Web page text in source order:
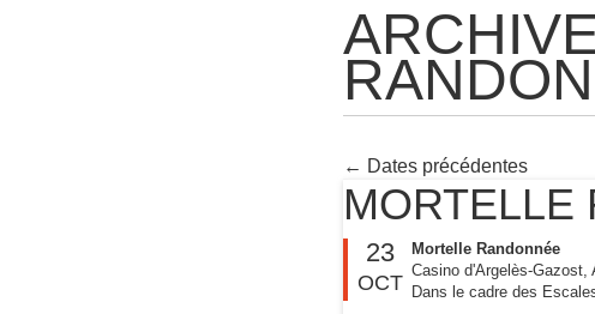
← Dates précédentes
MORTELLE
23
OCT
Mortelle Randonnée
Casino d'Argelès-Gazost,
Dans le cadre des